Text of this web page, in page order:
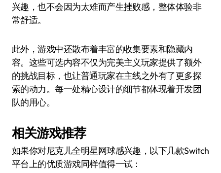
兴趣，也不会因为太难而产生挫败感，整体体验非
常舒适。
此外，游戏中还散布着丰富的收集要素和隐藏内
容。这些可选内容不仅为完美主义玩家提供了额外
的挑战目标，也让普通玩家在主线之外有了更多探
索的动力。每一处精心设计的细节都体现着开发团
队的用心。
相关游戏推荐
如果你对尼克儿全明星网球感兴趣，以下几款Switch
平台上的优质游戏同样值得一试：